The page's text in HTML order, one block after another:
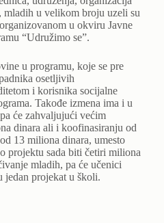
u velikom broju uzeli su
u okviru Javne
“Udružimo se”.
u programu, koje se pre
osetljivih
i korisnika socijalne
Takođe izmena ima i u
će zahvaljujući većim
dinara ali i koofinasiranju od
13 miliona dinara, umesto
projektu sada biti četiri miliona
mladih, pa će učenici
jedan projekat u školi.